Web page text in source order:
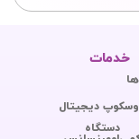
خدمات
دیجیتال
دستگاه